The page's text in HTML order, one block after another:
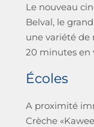
Le nouveau
Belval, le
une variété de
20 minutes en
Écoles
A proximité
Crèche